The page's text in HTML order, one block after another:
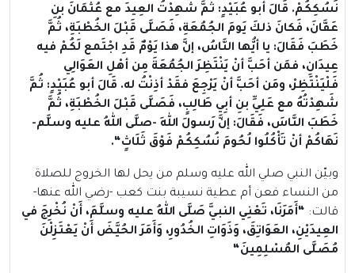
نُسُكِكُمْ. قَالَ أبو عُبَيْدٍ: ثُمَّ شَهِدْتُ العِيدَ مع عُثْمَانَ بنِ
عَفَّانَ، فَكانَ ذلكَ يَومَ الجُمُعَةِ، فَصَلَّى قَبْلَ الخُطْبَةِ، ثُمَّ
خَطَبَ فَقَالَ: يا أيُّها النَّاسُ، إنَّ هذا يَوْمٌ قَدِ اجْتَمع لَكُمْ فيه
عِيدَانِ، فمَن أحَبَّ أنْ يَنْتَظِرَ الجُمُعَةَ مِن أهْلِ العَوَالِي
فَلْيَنْتَظِرْ، ومَن أحَبَّ أنْ يَرْجِعَ فقَدْ أذِنْتُ له. قَالَ أبو عُبَيْدٍ: ثُمَّ
شَهِدْتُهُ مع عَلِيِّ بنِ أبِي طَالِبٍ، فَصَلَّى قَبْلَ الخُطْبَةِ، ثُمَّ
خَطَبَ النَّاسَ، فَقَالَ: إنَّ رَسولَ اللهِ -صلَّى اللهُ عليه وسلَّم-
نَهَاكُمْ أنْ تَأْكُلُوا لُحُومَ نُسُكِكُمْ فَوْقَ ثَلَاثٍ“.
وبيّن النبي صلي الله عليه وسلم من يحل لها الخروج للصلاة
من النساء فعن أم عطية نسيبة بنت كعب -رضي الله عنها-
قالت: “أَمَرَنَا، تَعْنِي النبيَّ صَلَّى اللهُ عليه وسلَّمَ، أَنْ نُخْرِجَ في
العِيدَيْنِ، العَوَاتِقَ، وَذَوَاتِ الخُدُورِ، وَأَمَرَ الحُيَّضَ أَنْ يَعْتَزِلْنَ
مُصَلَّى المُسْلِمِينَ“